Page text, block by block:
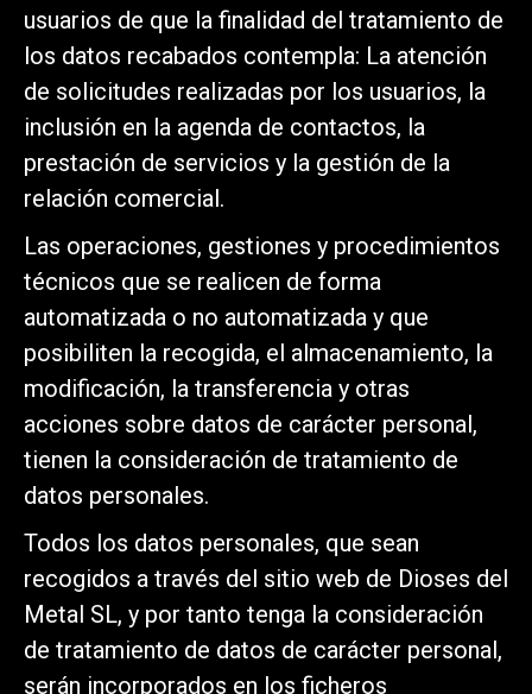
usuarios de que la finalidad del tratamiento de
los datos recabados contempla: La atención
de solicitudes realizadas por los usuarios, la
inclusión en la agenda de contactos, la
prestación de servicios y la gestión de la
relación comercial.
Las operaciones, gestiones y procedimientos
técnicos que se realicen de forma
automatizada o no automatizada y que
posibiliten la recogida, el almacenamiento, la
modificación, la transferencia y otras
acciones sobre datos de carácter personal,
tienen la consideración de tratamiento de
datos personales.
Todos los datos personales, que sean
recogidos a través del sitio web de Dioses del
Metal SL, y por tanto tenga la consideración
de tratamiento de datos de carácter personal,
serán incorporados en los ficheros